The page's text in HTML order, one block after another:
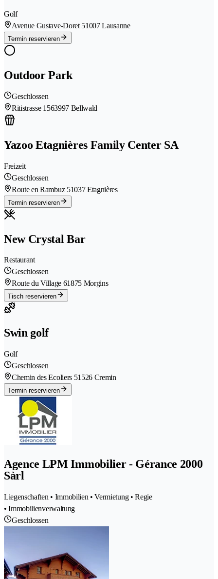
Golf
Avenue Gustave-Doret 51007 Lausanne
Termin reservieren
Outdoor Park
Geschlossen
Ritistrasse 1563997 Bellwald
Yazoo Etagnières Family Center SA
Freizeit
Geschlossen
Route en Rambuz 51037 Etagnières
Termin reservieren
New Crystal Bar
Restaurant
Geschlossen
Route du Village 61875 Morgins
Tisch reservieren
Swin golf
Golf
Geschlossen
Chemin des Ecoliers 51526 Cremin
Termin reservieren
Agence LPM Immobilier - Gérance 2000
Sàrl
Liegenschaften • Immobilien • Vermietung • Regie
• Immobilienverwaltung
Geschlossen